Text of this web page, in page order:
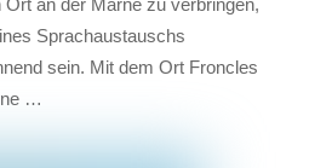
an der Marne zu verbringen,
Sprachaustauschs
sein. Mit dem Ort Froncles
…